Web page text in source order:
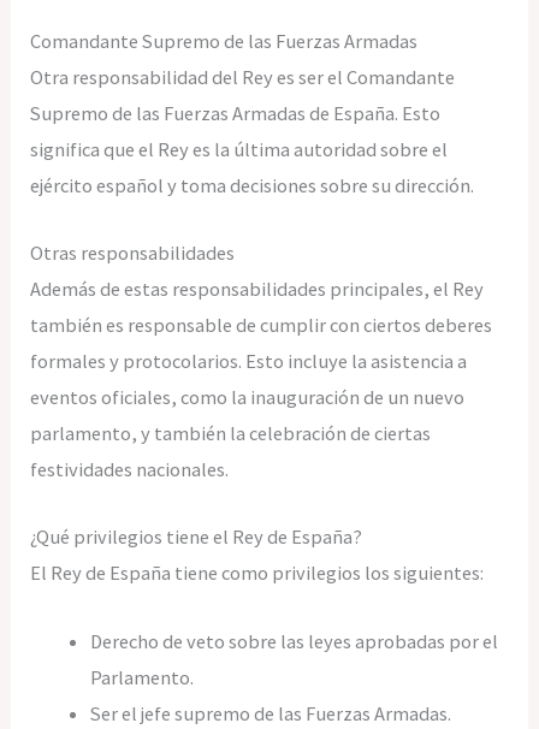
Comandante Supremo de las Fuerzas Armadas
Otra responsabilidad del Rey es ser el Comandante
Supremo de las Fuerzas Armadas de España. Esto
significa que el Rey es la última autoridad sobre el
ejército español y toma decisiones sobre su dirección.
Otras responsabilidades
Además de estas responsabilidades principales, el Rey
también es responsable de cumplir con ciertos deberes
formales y protocolarios. Esto incluye la asistencia a
eventos oficiales, como la inauguración de un nuevo
parlamento, y también la celebración de ciertas
festividades nacionales.
¿Qué privilegios tiene el Rey de España?
El Rey de España tiene como privilegios los siguientes:
Derecho de veto sobre las leyes aprobadas por el
Parlamento.
Ser el jefe supremo de las Fuerzas Armadas.